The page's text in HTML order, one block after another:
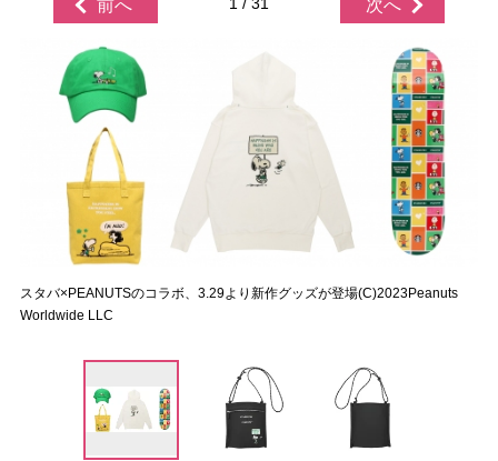
前へ 次へ
スタバ×PEANUTSのコラボ、3.29より新作グッズが登場(C)2023Peanuts
Worldwide LLC